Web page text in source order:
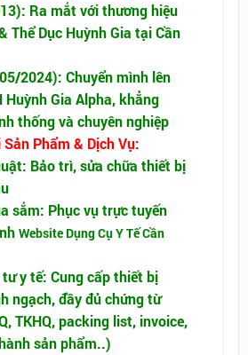
Ra mắt với thương hiệu
Thể Dục Huỳnh Gia tại Cần
2024): Chuyển mình lên
Huỳnh Gia Alpha, khẳng
thống và chuyên nghiệp
Sản Phẩm & Dịch Vụ:
Bảo trì, sửa chữa thiết bị
sắm: Phục vụ trực tuyến
Website Dụng Cụ Y Tế Cần
y tế: Cung cấp thiết bị
ngạch, đầy đủ chứng từ
TKHQ, packing list, invoice,
sản phẩm..)